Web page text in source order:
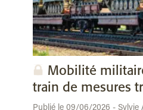
Mobilité
train de mesures
Publié le 09/06/2026 - Sylvie